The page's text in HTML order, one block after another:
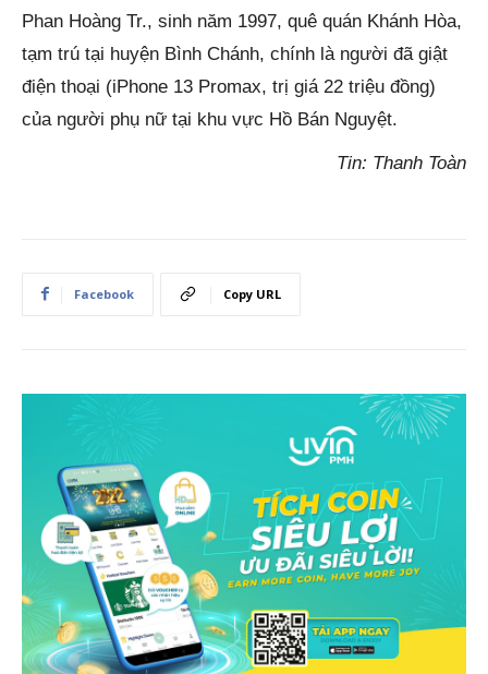
Phan Hoàng Tr., sinh năm 1997, quê quán Khánh Hòa,
tạm trú tại huyện Bình Chánh, chính là người đã giật
điện thoại (iPhone 13 Promax, trị giá 22 triệu đồng)
của người phụ nữ tại khu vực Hồ Bán Nguyệt.
Tin: Thanh Toàn
Facebook Copy URL